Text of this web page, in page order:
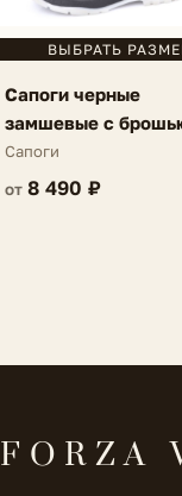
ВЫБРАТЬ
Сапоги черные
замшевые с
Agathe
Сапоги
от 8 490 ₽
FORZA